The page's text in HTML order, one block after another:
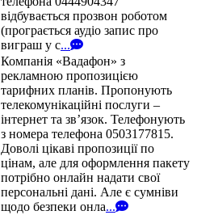
відбувається прозвон роботом
(програється аудіо запис про
виграш у с...
Компанія «Вадафон» з
рекламною пропозицією
тарифних планів. Пропонують
телекомунікаційні послуги –
інтернет та зв’язок. Телефонують
з номера телефона 0503177815.
Доволі цікаві пропозиції по
цінам, але для оформлення пакету
потрібно онлайн надати свої
персональні дані. Але є сумніви
щодо безпеки онла...